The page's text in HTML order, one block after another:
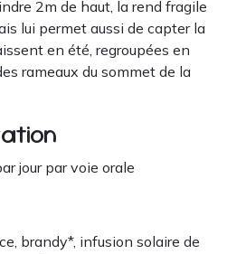
2m de haut, la rend fragile
lui permet aussi de capter la
en été, regroupées en
rameaux du sommet de la
jour par voie orale
brandy*, infusion solaire de